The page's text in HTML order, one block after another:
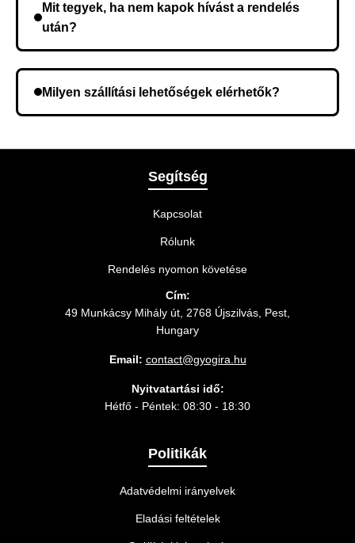
Mit tegyek, ha nem kapok hívást a rendelés
után?
meg a rendelést.
Milyen szállítási lehetőségek elérhetők?
legmegfelelőbb szállítási módot.
Segítség
Kapcsolat
Rólunk
Rendelés nyomon követése
Cím:
49 Munkácsy Mihály út, 2768 Újszilvás, Pest,
Hungary
Email: contact@gyogira.hu
Nyitvatartási idő:
Hétfő - Péntek: 08:30 - 18:30
Politikák
Adatvédelmi irányelvek
Eladási feltételek